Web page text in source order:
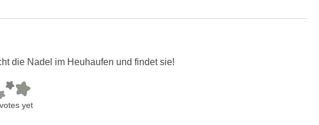
die Nadel im Heuhaufen und findet sie!
yet